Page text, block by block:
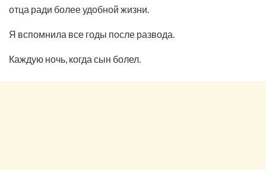
отца ради более удобной жизни.
Я вспомнила все годы после развода.
Каждую ночь, когда сын болел.